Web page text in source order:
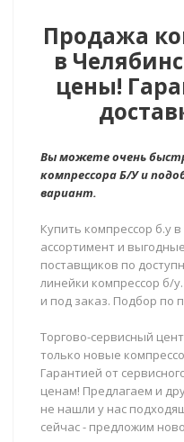
Продажа
в
цены!
Вы можете очень
компрессора Б/У и
вариант.
Купить компрессор б.у
ассортимент и
поставщиков по
линейки компрессор б/
и под заказ. Подбор по
Торгово-сервисный
только новые
Гарантией от
ценам! Предлагаем и
не нашли у нас
сейчас - предложим